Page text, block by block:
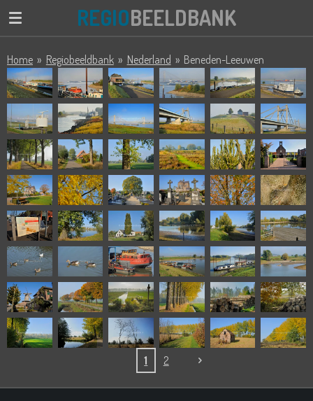
Ga
de
hoofdinhoud
REGIOBEELDBANK
Home » Regiobeeldbank » Nederland » Beneden-Leeuwen
1 2